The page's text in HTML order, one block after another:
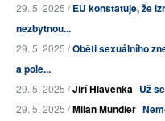
29. 5. 2025 /EU konstatuje, že
nezbytnou...
29. 5. 2025 /Oběti sexuálního
a pole...
29. 5. 2025 /Jiří Hlavenka Už
29. 5. 2025 /Milan Mundier